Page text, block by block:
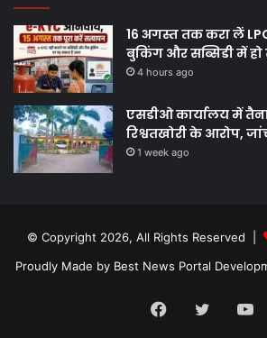
16 अगस्त तक करा लें
बुकिंग और सब्सिडी में
4 hours ago
एसडीओ कार्यालय में
रिश्वतखोरी के आरोप,
1 week ago
© Copyright 2026, All Rights Reserved |
Proudly Made by Best News Portal
Facebook
Twitter